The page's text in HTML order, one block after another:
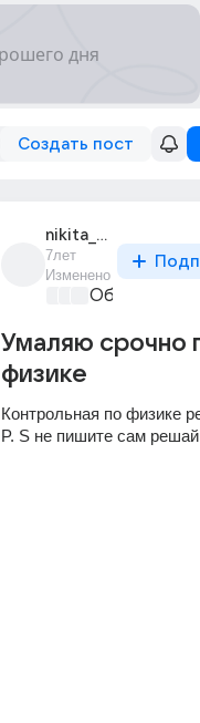
Создать пост
nikita_makhrov_28
7лет
Изменено
Умаляю срочно
физике
Контрольная по физике
P. S не пишите сам